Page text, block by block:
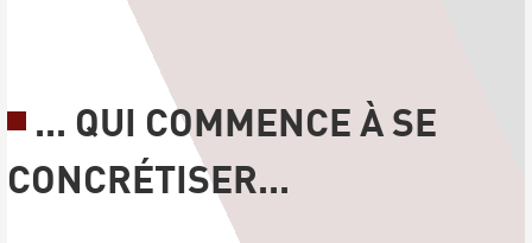
... QUI COMMENCE À SE
CONCRÉTISER...